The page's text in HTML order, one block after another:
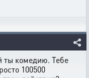
ты комедию. Тебе
100500